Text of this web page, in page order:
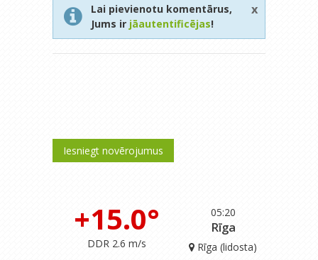
Lai pievienotu komentārus,
Jums ir jāautentificējas!
x
Iesniegt novērojumus
05:20
+15.0°
DDR 2.6 m/s
Rīga
Rīga (lidosta)